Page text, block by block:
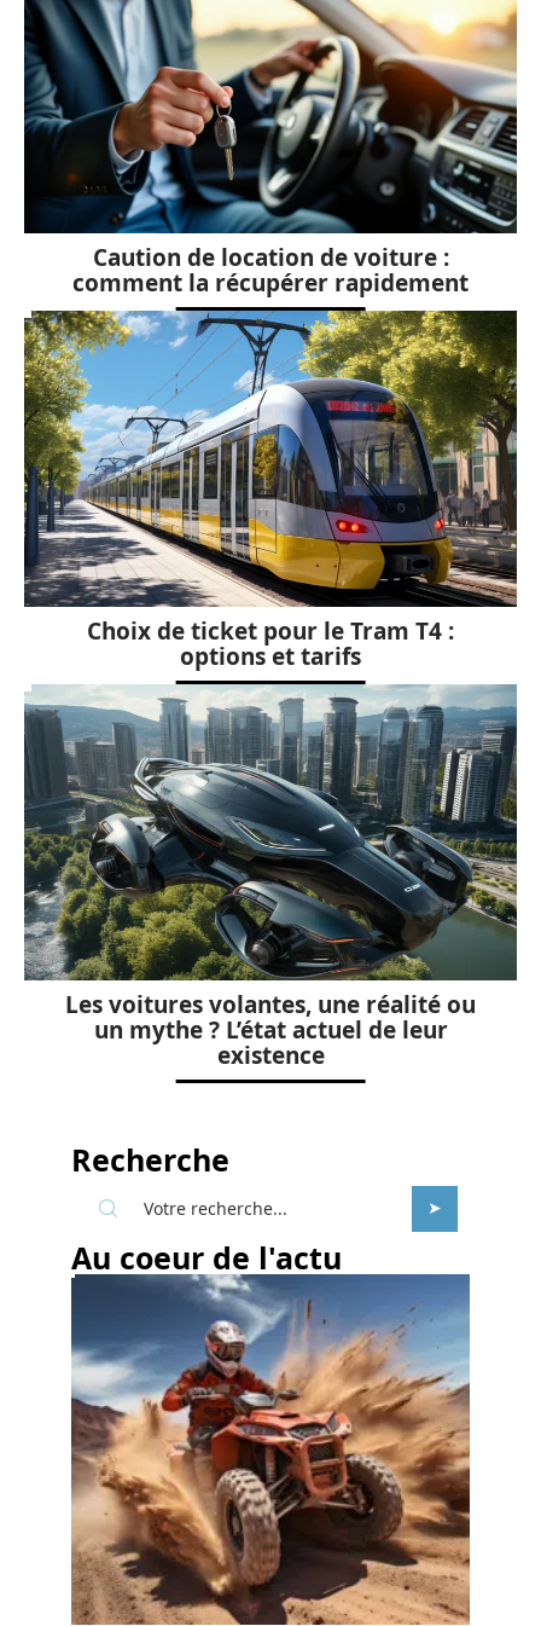
Caution de location de voiture :
comment la récupérer rapidement
Choix de ticket pour le Tram T4 :
options et tarifs
Les voitures volantes, une réalité ou
un mythe ? L’état actuel de leur
existence
Recherche
Au coeur de l'actu